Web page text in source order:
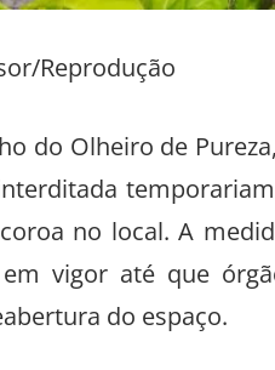
Reprodução
do Olheiro de
no local. A
vigor até que
do espaço.